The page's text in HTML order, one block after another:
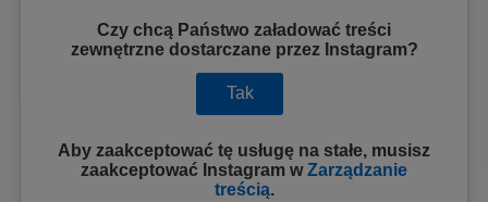
Czy chcą Państwo załadować treści
zewnętrzne dostarczane przez Instagram?
Tak
Aby zaakceptować tę usługę na stałe, musisz
zaakceptować Instagram wZarządzanie
treścią.